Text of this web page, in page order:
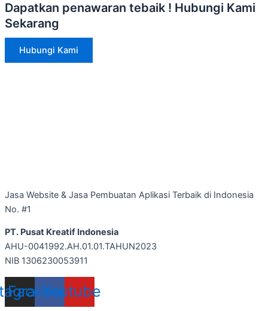
Dapatkan penawaran tebaik ! Hubungi Kami
Sekarang
Hubungi Kami
Jasa Website & Jasa Pembuatan Aplikasi Terbaik di Indonesia
No. #1
PT. Pusat Kreatif Indonesia
AHU-0041992.AH.01.01.TAHUN2023
NIB 1306230053911
Facebook
Youtube